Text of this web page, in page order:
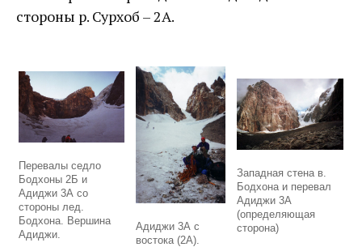
стороны р. Сурхоб – 2А.
Перевалы седло
Бодхоны 2Б и
Адиджи 3А со
стороны лед.
Бодхона. Вершина
Адиджи.
Адиджи 3А с
востока (2А).
Западная стена в.
Бодхона и перевал
Адиджи 3А
(определяющая
сторона)